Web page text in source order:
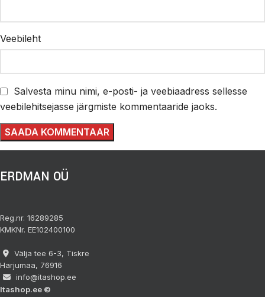
Veebileht
Salvesta minu nimi, e-posti- ja veebiaadress sellesse
veebilehitsejasse järgmiste kommentaaride jaoks.
ERDMAN OÜ
Reg.nr. 16289285
KMKNr. EE102400100
Välja tee 6-3, Tiskre
Harjumaa, 76916
info@itashop.ee
Itashop.ee ©